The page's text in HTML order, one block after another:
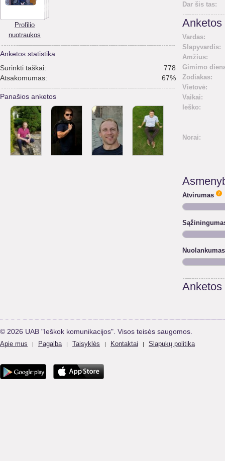
Profilio
nuotraukos
Anketos statistika
Surinkti taškai:
778
Atsakomumas:
67%
Panašios anketos
Dar šis tas:
Anketos
Vardas:
Slapyvardis:
Amžius:
Gimimo
Zodiakas:
Vietovė:
Vaikai:
Ieško:
Norai:
Atvirumas
Nuolankumas
Anketos
© 2026 UAB "Ieškok komunikacijos". Visos teisės saugomos.
Apie mus | Pagalba | Taisyklės | Kontaktai | Slapukų politika